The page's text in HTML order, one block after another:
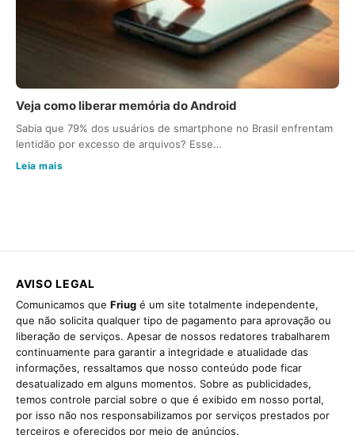
Veja como liberar memória do Android
Sabia que 79% dos usuários de smartphone no Brasil enfrentam
lentidão por excesso de arquivos? Esse…
Leia mais
AVISO LEGAL
Comunicamos que Friug é um site totalmente independente,
que não solicita qualquer tipo de pagamento para aprovação ou
liberação de serviços. Apesar de nossos redatores trabalharem
continuamente para garantir a integridade e atualidade das
informações, ressaltamos que nosso conteúdo pode ficar
desatualizado em alguns momentos. Sobre as publicidades,
temos controle parcial sobre o que é exibido em nosso portal,
por isso não nos responsabilizamos por serviços prestados por
terceiros e oferecidos por meio de anúncios.